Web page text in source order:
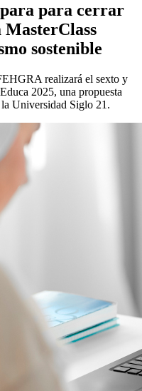
para cerrar
MasterClass
sostenible
realizará el sexto y
2025, una propuesta
Universidad Siglo 21.